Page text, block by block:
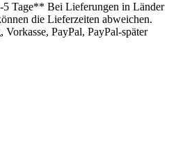
5 Tage** Bei Lieferungen in Länder
die Lieferzeiten abweichen.
PayPal, PayPal-später